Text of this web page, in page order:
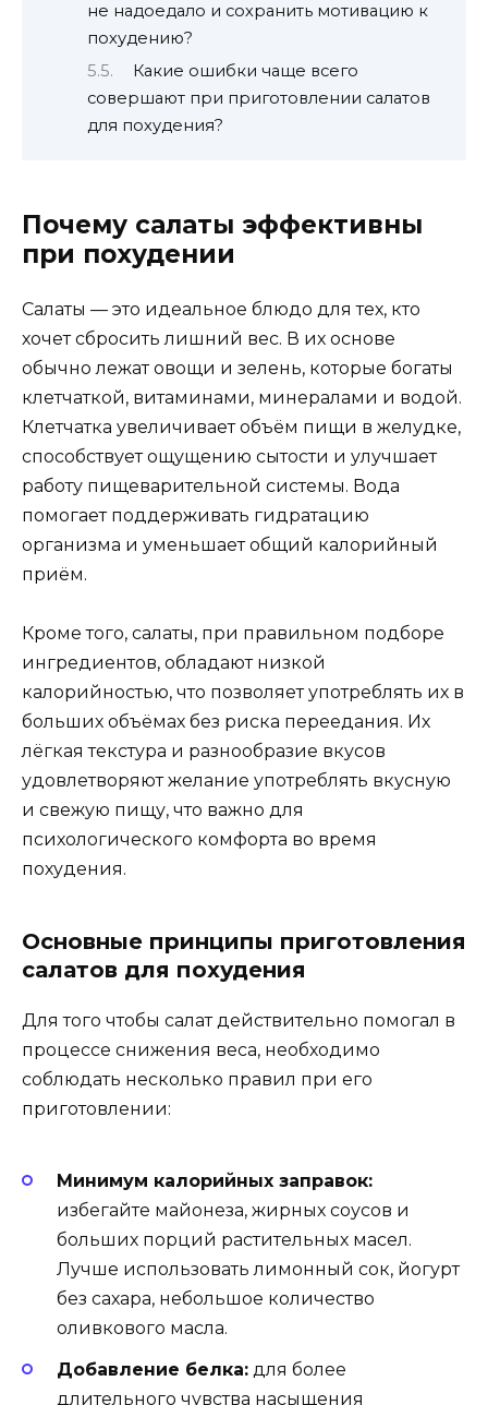
не надоедало и сохранить мотивацию к
похудению?
Какие ошибки чаще всего
совершают при приготовлении салатов
для похудения?
Почему салаты эффективны
при похудении
Салаты — это идеальное блюдо для тех, кто
хочет сбросить лишний вес. В их основе
обычно лежат овощи и зелень, которые богаты
клетчаткой, витаминами, минералами и водой.
Клетчатка увеличивает объём пищи в желудке,
способствует ощущению сытости и улучшает
работу пищеварительной системы. Вода
помогает поддерживать гидратацию
организма и уменьшает общий калорийный
приём.
Кроме того, салаты, при правильном подборе
ингредиентов, обладают низкой
калорийностью, что позволяет употреблять их в
больших объёмах без риска переедания. Их
лёгкая текстура и разнообразие вкусов
удовлетворяют желание употреблять вкусную
и свежую пищу, что важно для
психологического комфорта во время
похудения.
Основные принципы приготовления
салатов для похудения
Для того чтобы салат действительно помогал в
процессе снижения веса, необходимо
соблюдать несколько правил при его
приготовлении:
Минимум калорийных заправок:
избегайте майонеза, жирных соусов и
больших порций растительных масел.
Лучше использовать лимонный сок, йогурт
без сахара, небольшое количество
оливкового масла.
Добавление белка: для более
длительного чувства насыщения